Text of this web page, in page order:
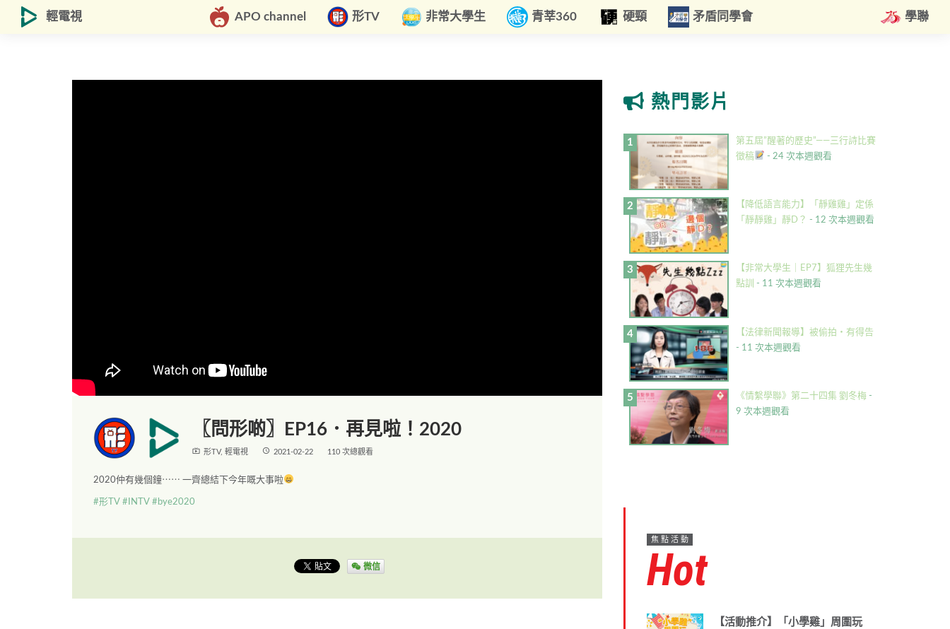
輕電視 APO channel 形TV 非常大學生 青莘360 硬頸 矛盾同學會 學聯
〖問形啲〗EP16．再見啦！2020
live_tv 形TV, 輕電視 access_time 2021-02-22 110 次總觀看
2020仲有幾個鐘⋯⋯ 一齊總結下今年嘅大事啦
#形TV #INTV #bye2020
微信
熱門影片
第五屆”醒著的歷史”——三行詩比賽
徵稿
- 24 次本週觀看
【降低語言能力】「靜雞雞」定係
「靜靜雞」靜D？ - 12 次本週觀看
【非常大學生｜EP7】狐狸先生幾
點訓 - 11 次本週觀看
【法律新聞報導】被偷拍・有得告
- 11 次本週觀看
《情繫學聯》第二十四集 劉冬梅 -
9 次本週觀看
焦點活動
Hot
【活動推介】「小學雞」周圍玩